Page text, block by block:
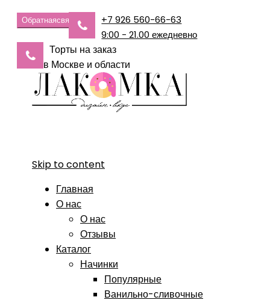
Обратнаясвязь
+7 926 560-66-63
9:00 - 21.00 ежедневно
Торты на заказ
в Москве и области
Skip to content
Главная
О нас
О нас
Отзывы
Каталог
Начинки
Популярные
Ванильно-сливочные